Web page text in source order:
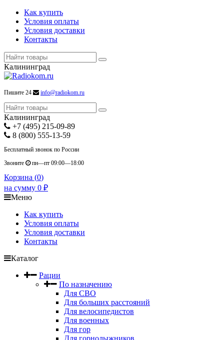
Как купить
Условия оплаты
Условия доставки
Контакты
Калининград
Пишите 24 info@radiokom.ru
Калининград
+7 (495) 215-09-89
8 (800) 555-13-59
Бесплатный звонок по России
Звоните
пн—пт 09:00—18:00
Корзина (0)
на сумму 0 ₽
Меню
Как купить
Условия оплаты
Условия доставки
Контакты
Каталог
Рации
По назначению
Для СВО
Для больших расстояний
Для велосипедистов
Для военных
Для гор
Для горнолыжников